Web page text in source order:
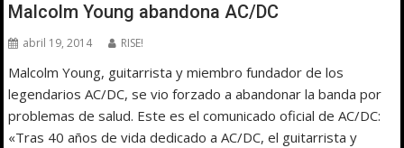
Malcolm Young abandona AC/DC
abril 19, 2014 RISE!
Malcolm Young, guitarrista y miembro fundador de los
legendarios AC/DC, se vio forzado a abandonar la banda por
problemas de salud. Este es el comunicado oficial de AC/DC:
«Tras 40 años de vida dedicado a AC/DC, el guitarrista y